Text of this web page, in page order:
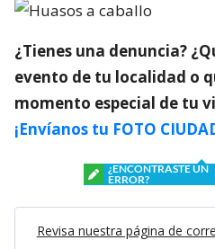
¿Tienes una denuncia?
evento de tu localidad o
momento especial de tu
¡Envíanos tu FOTO
¿ENCONTRASTE UN
ERROR?
Revisa nuestra página de